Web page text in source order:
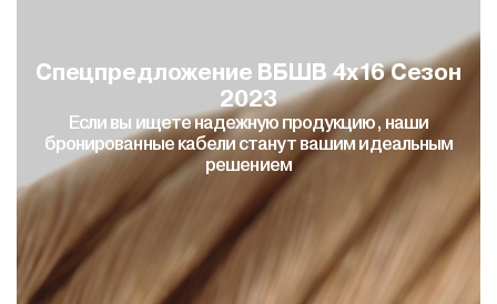
Спецпредложение ВБШВ 4х16 Сезон
2023
Если вы ищете надежную продукцию, наши
бронированные кабели станут вашим идеальным
решением